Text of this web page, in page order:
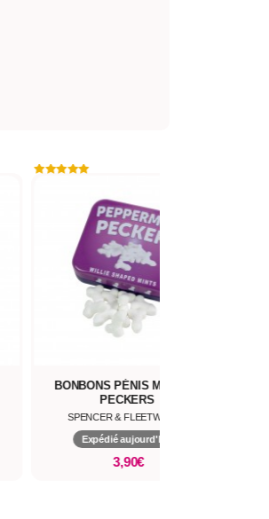
BONBONS PÉNIS MENTHE
PECKERS
SPENCER & FLEETWOOD
Expédié aujourd'hui*
3,90€